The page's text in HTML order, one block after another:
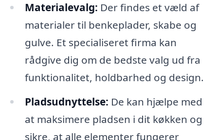
Materialevalg: Der findes et væld af
materialer til benkeplader, skabe og
gulve. Et specialiseret firma kan
rådgive dig om de bedste valg ud fra
funktionalitet, holdbarhed og design.
Pladsudnyttelse: De kan hjælpe med
at maksimere pladsen i dit køkken og
sikre, at alle elementer fungerer